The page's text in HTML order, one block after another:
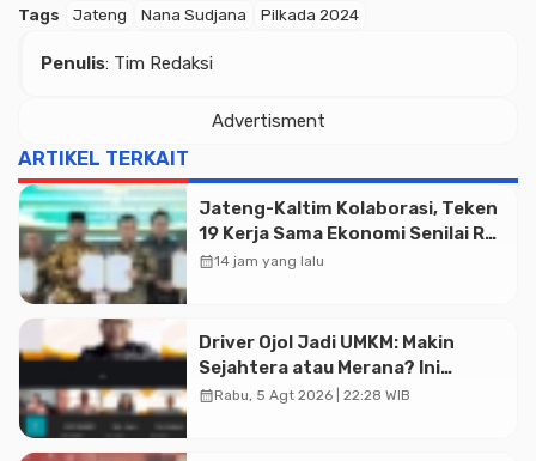
Advertisment
Tags Jateng Nana Sudjana Pilkada 2024
Penulis: Tim Redaksi
Advertisment
ARTIKEL TERKAIT
Jateng-Kaltim Kolaborasi, Teken
19 Kerja Sama Ekonomi Senilai Rp
20,2 Triliun
calendar_month14 jam yang lalu
Driver Ojol Jadi UMKM: Makin
Sejahtera atau Merana? Ini
Temuan Diskusi Paramadina
calendar_monthRabu, 5 Agt 2026 | 22:28 WIB